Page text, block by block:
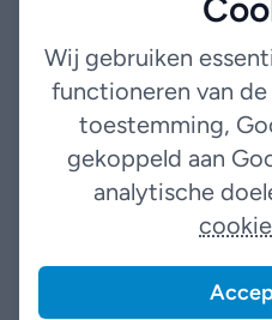
Over ons
Contact
Wij gebruiken
functioneren van
toestemming,
gekoppeld aan
analytische